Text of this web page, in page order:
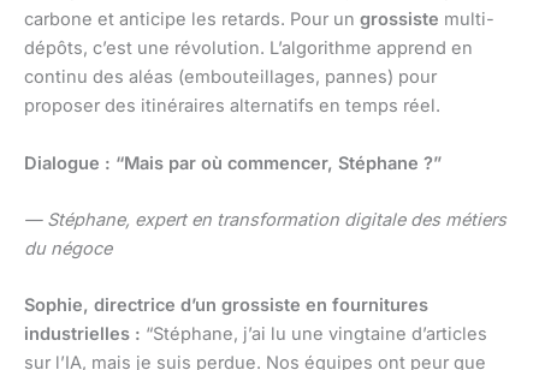
carbone et anticipe les retards. Pour un grossiste multi-
dépôts, c’est une révolution. L’algorithme apprend en
continu des aléas (embouteillages, pannes) pour
proposer des itinéraires alternatifs en temps réel.
Dialogue : “Mais par où commencer, Stéphane ?”
— Stéphane, expert en transformation digitale des métiers
du négoce
Sophie, directrice d’un grossiste en fournitures
industrielles : “Stéphane, j’ai lu une vingtaine d’articles
sur l’IA, mais je suis perdue. Nos équipes ont peur que